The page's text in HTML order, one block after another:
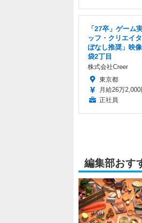
「27卒」ゲーム
ッフ・クリエイ
ぼなし推奨」映
袋2丁目
株式会社Creer
東京都
月給26万
正社員
編集部おす